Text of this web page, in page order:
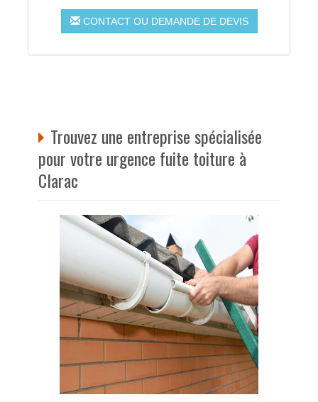
CONTACT OU DEMANDE DE DEVIS
Trouvez une entreprise spécialisée
pour votre urgence fuite toiture à
Clarac